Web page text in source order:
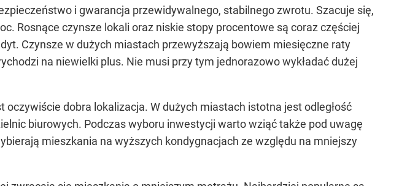
i gwarancja przewidywalnego, stabilnego zwrotu. Szacuje się,
Rosnące czynsze lokali oraz niskie stopy procentowe są coraz częściej
Czynsze w dużych miastach przewyższają bowiem miesięczne raty
na niewielki plus. Nie musi przy tym jednorazowo wykładać dużej
dobra lokalizacja. W dużych miastach istotna jest odległość
biurowych. Podczas wyboru inwestycji warto wziąć także pod uwagę
mieszkania na wyższych kondygnacjach ze względu na mniejszy